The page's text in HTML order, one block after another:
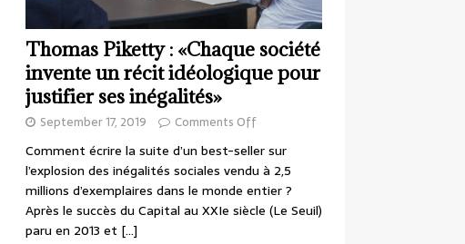
Thomas Piketty : «Chaque société
invente un récit idéologique pour
justifier ses inégalités»
September 17, 2019 Comments Off
Comment écrire la suite d’un best-seller sur
l’explosion des inégalités sociales vendu à 2,5
millions d’exemplaires dans le monde entier ?
Après le succès du Capital au XXIe siècle (Le Seuil)
paru en 2013 et […]